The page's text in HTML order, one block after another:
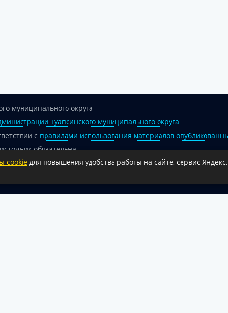
муниципального округа
Туапсинского муниципального округа
с правилами использования материалов
обязательна.
гиперссылка на официальный интернет-портал администрации
cookie для повышения удобства работы на сайте, сервис